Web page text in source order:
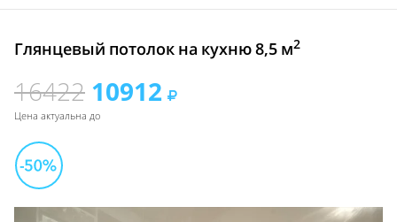
Глянцевый потолок на кухню 8,5 м2
16422 10912
Цена актуальна до